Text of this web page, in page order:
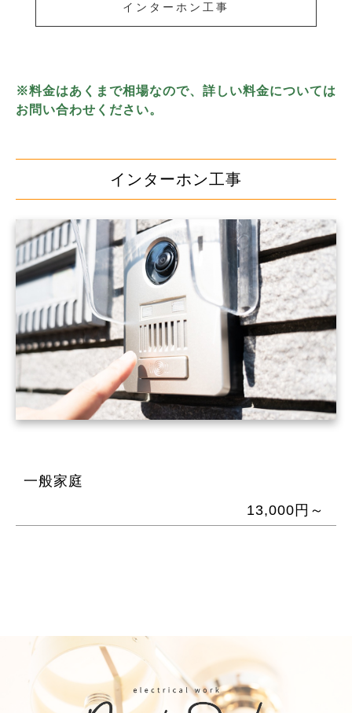
インターホン工事
※料金はあくまで相場なので、詳しい料金については
お問い合わせください。
インターホン工事
一般家庭
13,000円～